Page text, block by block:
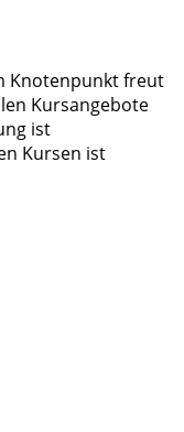
Knotenpunkt freut
Kursangebote
ist
Kursen ist